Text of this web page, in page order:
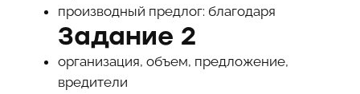
производный предлог: благодаря
Задание 2
организация, объем, предложение,
вредители